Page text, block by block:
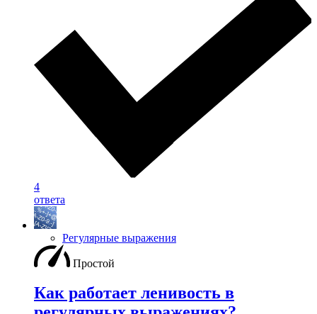
4
ответа
Регулярные выражения
Простой
Как работает ленивость в